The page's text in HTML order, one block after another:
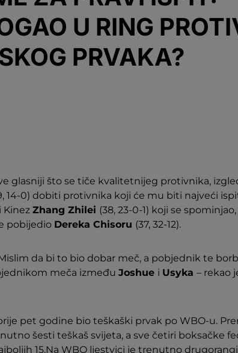
U RING
PRVAKA?
glasniji što se tiče kvalitetnijeg protivnika,
14-0) dobiti protivnika koji će mu biti najveći
Kinez Zhang Zhilei (38, 23-0-1) koji se
pobijedio Dereka Chisoru (37, 32-12).
da bi to bio dobar meč, a pobjednik te
meča između Joshue i Usyka – rekao
pet godine bio teškaški prvak po WBO-u.
šesti teškaš svijeta, a sve četiri boksačke
15.Na WBO ljestvici je trenutno